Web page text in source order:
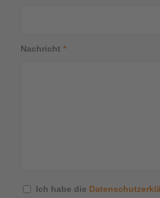
Nachricht *
Ich habe die